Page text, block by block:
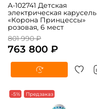
A-102741 Детская
электрическая карусель
«Корона Принцессы»
розовая, 6 мест
801 990 ₽
763 800 ₽
-5% Предзаказ